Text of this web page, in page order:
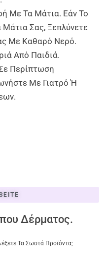
Με Τα Μάτια. Εάν Το
Μάτια Σας, Ξεπλύνετε
Με Καθαρό Νερό.
Από Παιδιά.
Περίπτωση
Με Γιατρό Ή
Δέρματος.
Τα Σωστά Προϊόντα;